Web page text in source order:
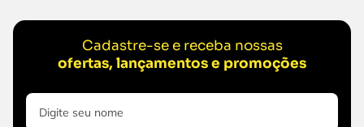
Cadastre-se e receba nossas
ofertas, lançamentos e promoções